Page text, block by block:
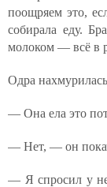
поощряем это,
собирала еду.
молоком — всё в
Одра
— Она ела это
— Нет, — он
— Я спросил у